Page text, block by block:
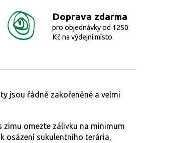
Doprava zdarma
pro objednávky od 1250
Kč na výdejní místo
jsou řádně zakořeněné a velmi
zimu omezte zálivku na minimum
osázení sukulentního terária,